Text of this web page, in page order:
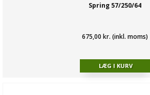
Spring 57/250/64
675,00 kr. (inkl. moms)